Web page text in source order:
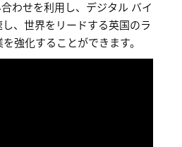
わせを利用し、デジタル バイ
、世界をリードする英国のラ
強化することができます。